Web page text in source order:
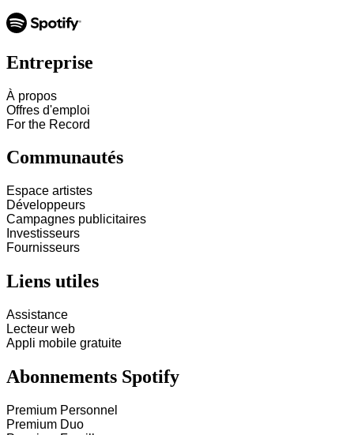
Entreprise
À propos
Offres d'emploi
For the Record
Communautés
Espace artistes
Développeurs
Campagnes publicitaires
Investisseurs
Fournisseurs
Liens utiles
Assistance
Lecteur web
Appli mobile gratuite
Abonnements Spotify
Premium Personnel
Premium Duo